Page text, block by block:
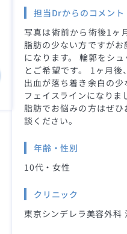
担当Drからのコメント
写真は術前から術後1ヶ
脂肪の少ない方ですがお
になります。 輪郭をシ
とご希望です。 1ヶ月後
出血が落ち着き余白の少
フェイスラインになりま
脂肪でお悩みの方はぜひ
談ください。
年齢・性別
10代・女性
クリニック
東京シンデレラ美容外科